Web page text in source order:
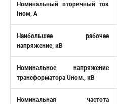
Номинальный вторичный ток
Iном, А
Наибольшее рабочее
напряжение, кВ
Номинальное напряжение
трансформатора Uном., кВ
Номинальная частота